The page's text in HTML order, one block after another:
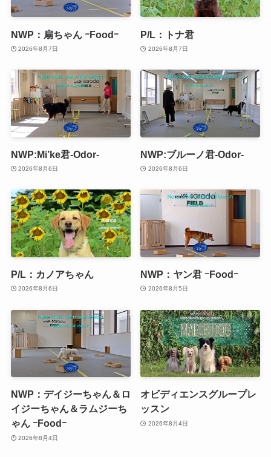
NWP：扇ちゃん ｰFoodｰ
2026年8月7日
P/L：トナ君
2026年8月7日
NWP:Mi’ke君-Odor-
2026年8月6日
NWP:ブルーノ君-Odor-
2026年8月6日
P/L：カノアちゃん
2026年8月6日
NWP：ヤン君 ｰFoodｰ
2026年8月5日
NWP：デイジーちゃん＆ロ
イジーちゃん＆ラムジーち
ゃん ｰFoodｰ
2026年8月4日
オビディエンスグループレ
ッスン
2026年8月4日